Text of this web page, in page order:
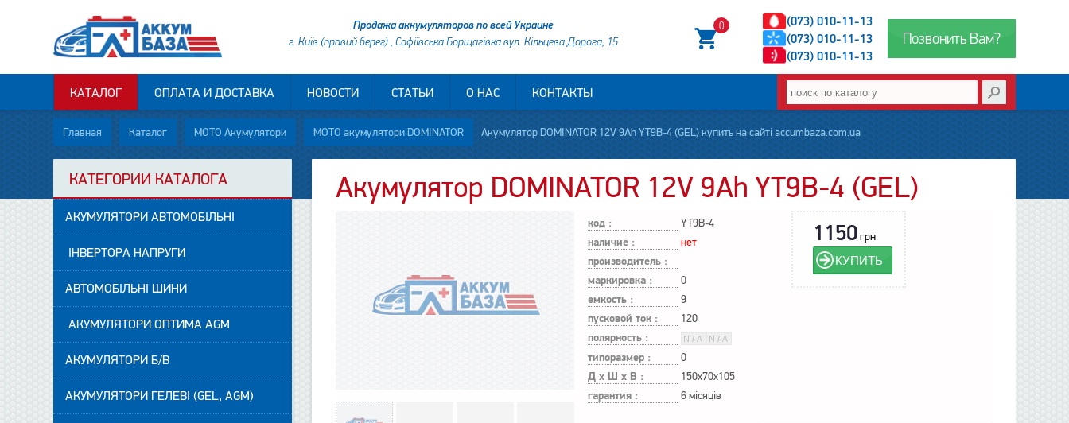
Позвонить Вам?
(073) 010-11-13
(073) 010-11-13
(073) 010-11-13
0
Продажа аккумуляторов по всей Украине
г. Київ (правий берег) , Софіївська Борщагівка вул. Кільцева Дорога, 15
КАТАЛОГ ОПЛАТА И ДОСТАВКА НОВОСТИ СТАТЬИ О НАС КОНТАКТЫ
Главная Каталог МОТО Акумулятори МОТО акумулятори DOMINATOR Акумулятор DOMINATOR 12V 9Ah YT9B-4 (GEL) купить на сайті accumbaza.com.ua
Акумулятор DOMINATOR 12V 9Ah YT9B-4 (GEL)
код : YT9B-4
наличие : нет
производитель :
маркировка :
0
емкость : 9
пусковой ток : 120
полярность :
типоразмер :
0
Д х Ш х В : 150x70x105
гарантия : 6 місяців
1150грн
КУПИТЬ
КАТЕГОРИИ КАТАЛОГА
АКУМУЛЯТОРИ АВТОМОБІЛЬНІ
ІНВЕРТОРА НАПРУГИ
АВТОМОБІЛЬНІ ШИНИ
АКУМУЛЯТОРИ ОПТИМА AGM
АКУМУЛЯТОРИ Б/В
АКУМУЛЯТОРИ ГЕЛЕВІ (GEL, AGM)